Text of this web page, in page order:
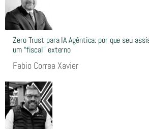
Zero Trust para IA Agêntica: por que seu
um “fiscal” externo
Fabio Correa Xavier